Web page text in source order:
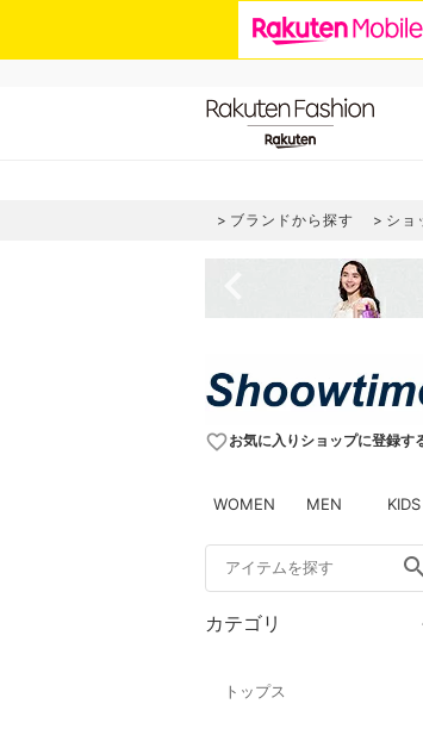
ブランドから探す ショ
favorite_borderお気に入りショップに登録す
WOMEN MEN KIDS
search
カテゴリ
トップス